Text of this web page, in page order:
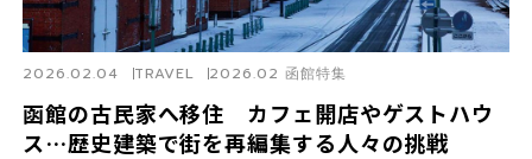
函館の古民家へ移住 カフェ開店やゲストハウ
ス…歴史建築で街を再編集する人々の挑戦
2026.02.04 TRAVEL 2026.02 函館特集